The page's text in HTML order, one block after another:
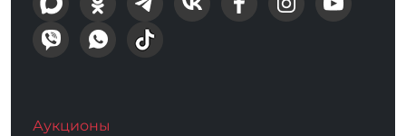
Аукционы